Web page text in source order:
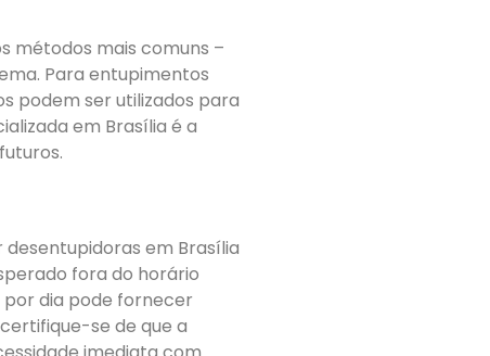
métodos mais comuns –
Para entupimentos
podem ser utilizados para
em Brasília é a
em Brasília
fora do horário
por dia pode fornecer
se de que a